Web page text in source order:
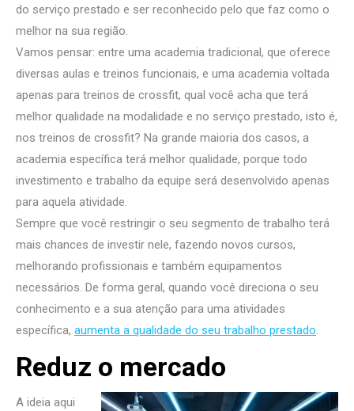
do serviço prestado e ser reconhecido pelo que faz como o
melhor na sua região.
Vamos pensar: entre uma academia tradicional, que oferece
diversas aulas e treinos funcionais, e uma academia voltada
apenas para treinos de crossfit, qual você acha que terá
melhor qualidade na modalidade e no serviço prestado, isto é,
nos treinos de crossfit? Na grande maioria dos casos, a
academia específica terá melhor qualidade, porque todo
investimento e trabalho da equipe será desenvolvido apenas
para aquela atividade.
Sempre que você restringir o seu segmento de trabalho terá
mais chances de investir nele, fazendo novos cursos,
melhorando profissionais e também equipamentos
necessários. De forma geral, quando você direciona o seu
conhecimento e a sua atenção para uma atividades
específica, aumenta a qualidade do seu trabalho prestado.
Reduz o mercado
A ideia aqui